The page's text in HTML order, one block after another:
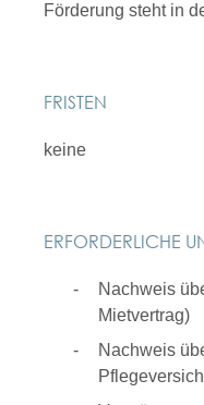
Förderung steht in
FRISTEN
keine
ERFORDERLICHE
Nachweis
Mietvertrag)
Nachweis